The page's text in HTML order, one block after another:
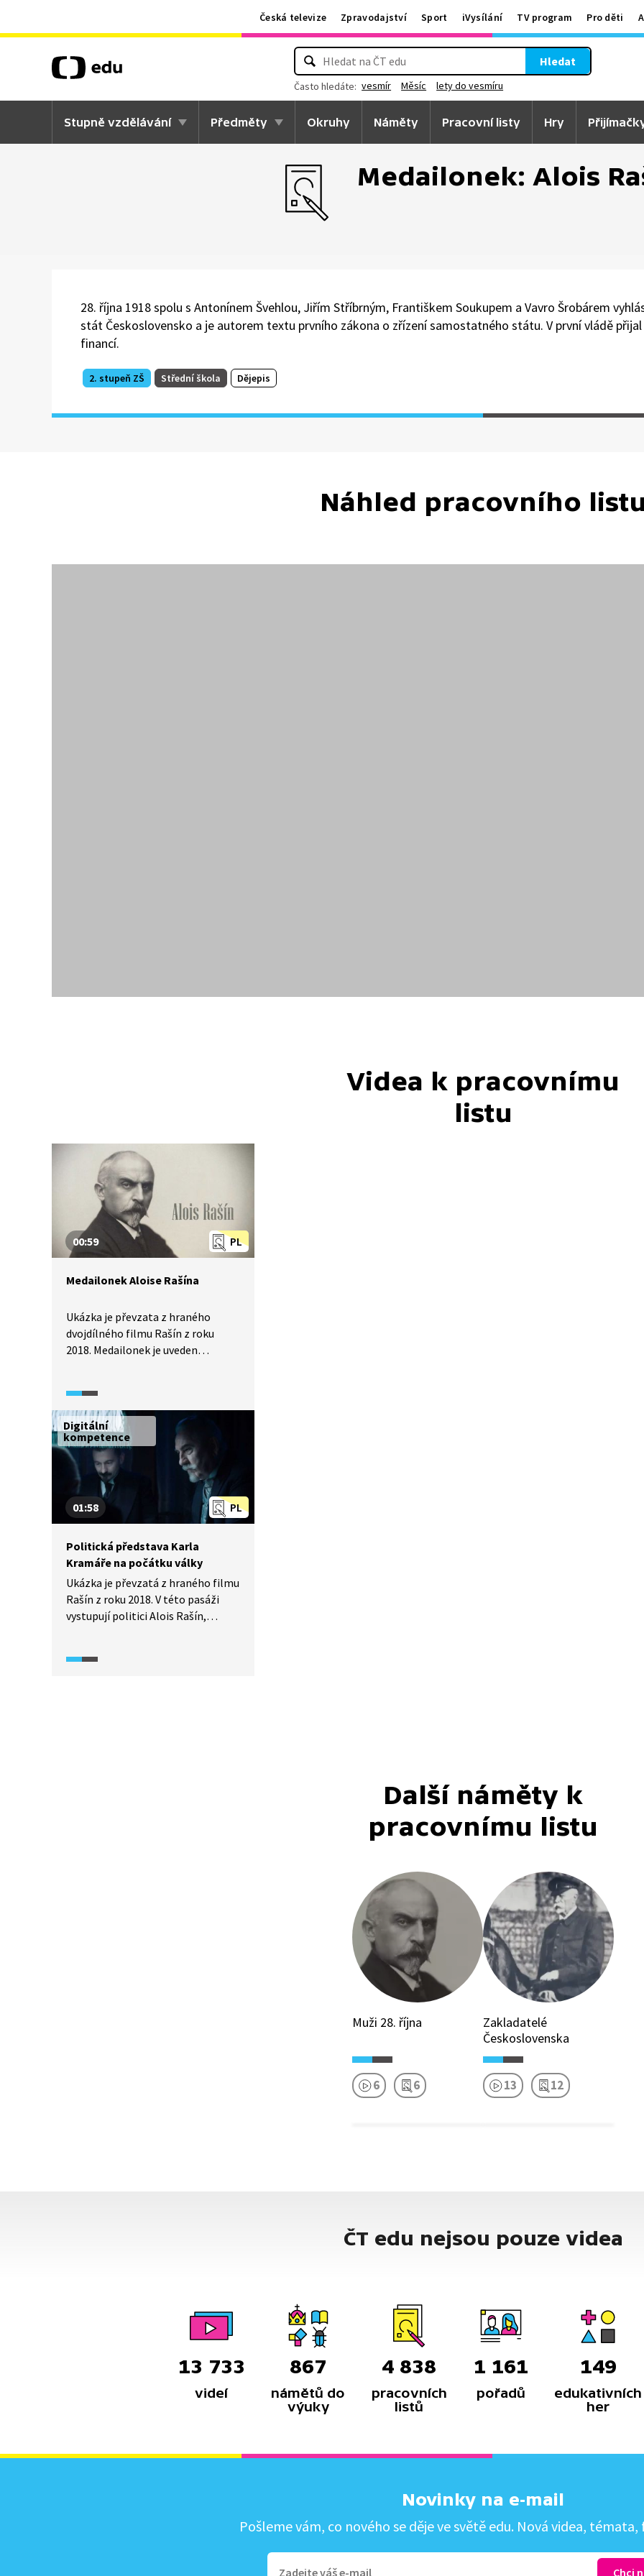
Česká televize Zpravodajství Sport iVysílání TV program Pro děti
Hledat
Často hledáte: vesmír Měsíc lety do vesmíru
Stupně vzdělávání Předměty Okruhy Náměty Pracovní listy Hry
Medailonek: Alois
28. října 1918 spolu s Antonínem Švehlou, Jiřím Stříbrným, Františkem Soukupem a Vavro Šrobárem
stát Československo a je autorem textu prvního zákona o zřízení samostatného státu. V první vládě
financí.
2. stupeň ZŠ Střední škola Dějepis
Náhled pracovního listu
Videa k pracovnímu
listu
PL
00:59
Medailonek Aloise Rašína
Ukázka je převzata z hraného
dvojdílného filmu Rašín z roku
2018. Medailonek je uveden
pro Československou republiku.
Digitální
kompetence
PL
01:58
Politická představa Karla
Kramáře na počátku války
Ukázka je převzatá z hraného filmu
Rašín z roku 2018. V této pasáži
vystupují politici Alois Rašín,
válce a panslavistické představy
Další náměty k
pracovnímu listu
Muži 28. října
6 6
Zakladatelé
Československa
13 12
ČT edu nejsou pouze videa
13 733
videí
867
námětů do
výuky
4 838
pracovních
listů
1 161
pořadů
149
edukativních
her
Novinky na e-mail
Pošleme vám, co nového se děje ve světě edu. Nová videa, témata,